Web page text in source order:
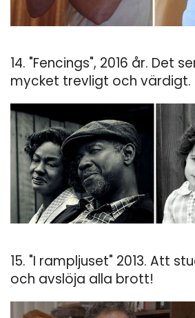
14. "Fencings", 2016 år. Det
mycket trevligt och värdigt.
15. "I rampljuset" 2013. Att
och avslöja alla brott!